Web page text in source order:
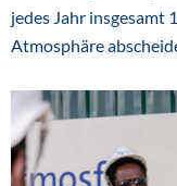
jedes Jahr insgesamt
Atmosphäre